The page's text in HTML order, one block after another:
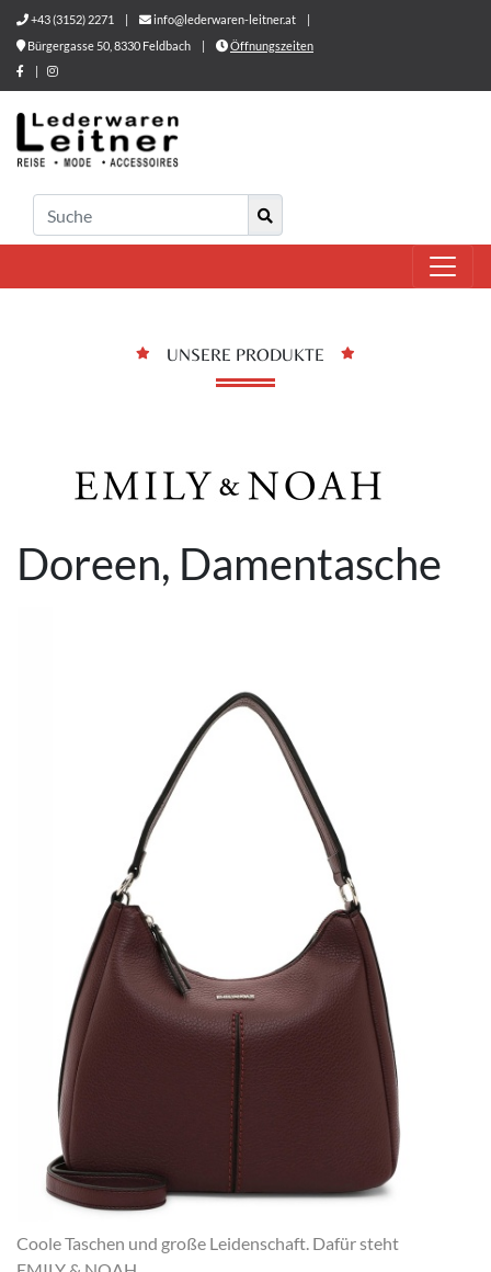
+43 (3152) 2271 | info@lederwaren-leitner.at
|
Bürgergasse 50, 8330 Feldbach
|
Öffnungszeiten
|
UNSERE PRODUKTE
Doreen, Damentasche
Coole Taschen und große Leidenschaft. Dafür steht